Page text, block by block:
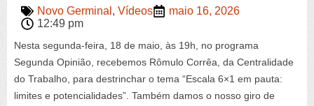
Novo Germinal , Vídeos
maio 16, 2026
12:49 pm
Nesta segunda-feira, 18 de maio, às 19h, no programa
Segunda Opinião, recebemos Rômulo Corrêa, da Centralidade
do Trabalho, para destrinchar o tema “Escala 6×1 em pauta:
limites e potencialidades”. Também damos o nosso giro de